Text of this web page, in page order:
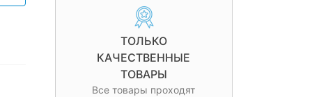
ТОЛЬКО
КАЧЕСТВЕННЫЕ
ТОВАРЫ
Все товары проходят